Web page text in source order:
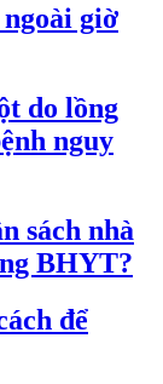
giờ
do lồng
nguy
sách nhà
BHYT?
để